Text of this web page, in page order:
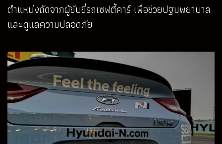
ตำแหน่งถัดจากผู้ขับขี่รถเซฟตี้คาร์ เพื่อช่วยปฐมพยาบาล
และดูแลความปลอดภัย